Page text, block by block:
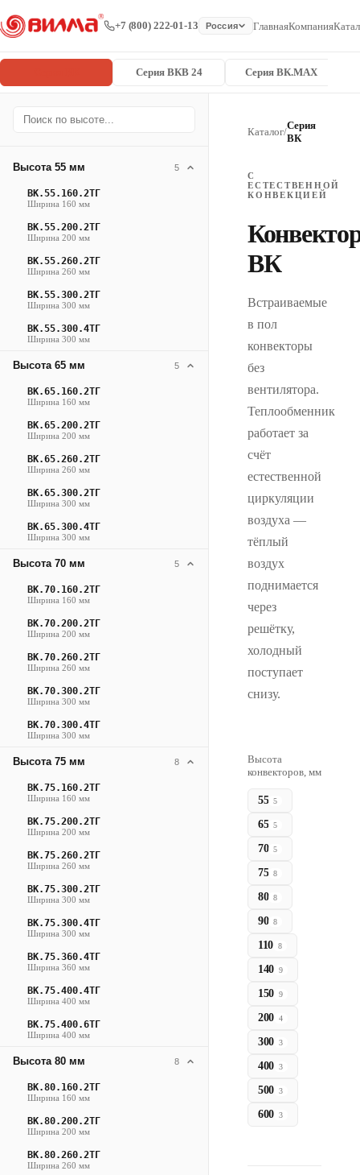
+7 (800) 222-01-13 Россия ГлавнаяКомпания
Серия ВКВ 24 Серия ВК.MAX
Высота 55 мм 5
ВК.55.160.2ТГ
Ширина 160 мм
ВК.55.200.2ТГ
Ширина 200 мм
ВК.55.260.2ТГ
Ширина 260 мм
ВК.55.300.2ТГ
Ширина 300 мм
ВК.55.300.4ТГ
Ширина 300 мм
Высота 65 мм 5
ВК.65.160.2ТГ
Ширина 160 мм
ВК.65.200.2ТГ
Ширина 200 мм
ВК.65.260.2ТГ
Ширина 260 мм
ВК.65.300.2ТГ
Ширина 300 мм
ВК.65.300.4ТГ
Ширина 300 мм
Высота 70 мм 5
ВК.70.160.2ТГ
Ширина 160 мм
ВК.70.200.2ТГ
Ширина 200 мм
ВК.70.260.2ТГ
Ширина 260 мм
ВК.70.300.2ТГ
Ширина 300 мм
ВК.70.300.4ТГ
Ширина 300 мм
Высота 75 мм 8
ВК.75.160.2ТГ
Ширина 160 мм
ВК.75.200.2ТГ
Ширина 200 мм
ВК.75.260.2ТГ
Ширина 260 мм
ВК.75.300.2ТГ
Ширина 300 мм
ВК.75.300.4ТГ
Ширина 300 мм
ВК.75.360.4ТГ
Ширина 360 мм
ВК.75.400.4ТГ
Ширина 400 мм
ВК.75.400.6ТГ
Ширина 400 мм
Высота 80 мм 8
ВК.80.160.2ТГ
Ширина 160 мм
ВК.80.200.2ТГ
Ширина 200 мм
ВК.80.260.2ТГ
Ширина 260 мм
Каталог/
Серия
ВК
С
ЕСТЕСТВЕННОЙ
КОНВЕКЦИЕЙ
ВК
Встраиваемые
в пол
конвекторы
без
вентилятора.
Теплообменник
работает за
счёт
естественной
циркуляции
воздуха —
тёплый
воздух
поднимается
через
решётку,
холодный
поступает
снизу.
Высота
конвекторов, мм
55 5
65 5
70 5
75 8
80 8
90 8
110 8
140 9
150 9
200 4
300 3
400 3
500 3
600 3